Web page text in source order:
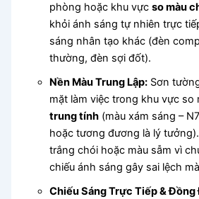
phòng hoặc khu vựcso màu
khỏi ánh sáng tự nhiên trực
sáng nhân tạo khác (đèn
thường, đèn sợi đốt).
Nền Màu Trung Lập: Sơn
mặt làm việc trong khu vực so
trung tính (màu xám sáng –
hoặc tương đương là lý
trắng chói hoặc màu sẫm vì
chiếu ánh sáng gây sai lệch
Chiếu Sáng Trực Tiếp & Đồng